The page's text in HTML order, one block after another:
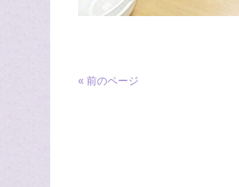
« 前のページ